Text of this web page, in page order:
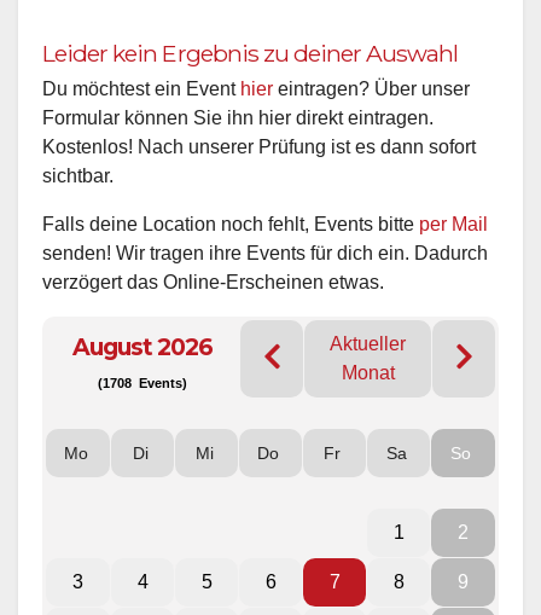
Leider kein Ergebnis zu deiner Auswahl
Du möchtest ein Event hier eintragen? Über unser
Formular können Sie ihn hier direkt eintragen.
Kostenlos! Nach unserer Prüfung ist es dann sofort
sichtbar.
Falls deine Location noch fehlt, Events bitte per Mail
senden! Wir tragen ihre Events für dich ein. Dadurch
verzögert das Online-Erscheinen etwas.
August 2026
(1708 Events)
Aktueller
Monat
Mo Di Mi Do Fr Sa So
1 2
3 4 5 6 7 8 9